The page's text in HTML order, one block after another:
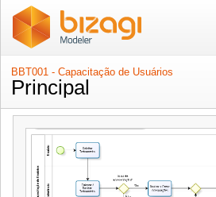
BBT001 - Capacitação de Usuários
Principal